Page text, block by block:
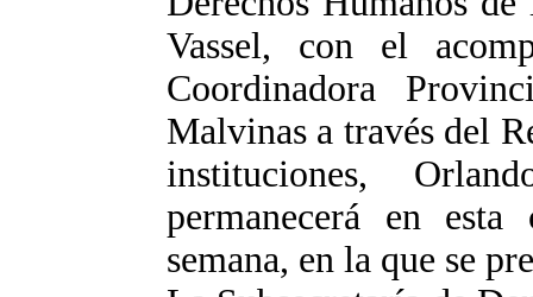
Vassel, con el
Coordinadora
Malvinas a través del
instituciones,
permanecerá en
semana, en la que se